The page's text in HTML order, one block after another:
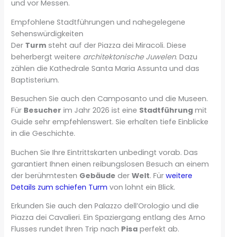
und vor Messen.
Empfohlene Stadtführungen und nahegelegene
Sehenswürdigkeiten
Der Turm steht auf der Piazza dei Miracoli. Diese
beherbergt weitere architektonische Juwelen. Dazu
zählen die Kathedrale Santa Maria Assunta und das
Baptisterium.
Besuchen Sie auch den Camposanto und die Museen.
Für Besucher im Jahr 2026 ist eine Stadtführung mit
Guide sehr empfehlenswert. Sie erhalten tiefe Einblicke
in die Geschichte.
Buchen Sie Ihre Eintrittskarten unbedingt vorab. Das
garantiert Ihnen einen reibungslosen Besuch an einem
der berühmtesten Gebäude derWelt. Fürweitere
Details zum schiefen Turm von lohnt ein Blick.
Erkunden Sie auch den Palazzo dell’Orologio und die
Piazza dei Cavalieri. Ein Spaziergang entlang des Arno
Flusses rundet Ihren Trip nach Pisa perfekt ab.